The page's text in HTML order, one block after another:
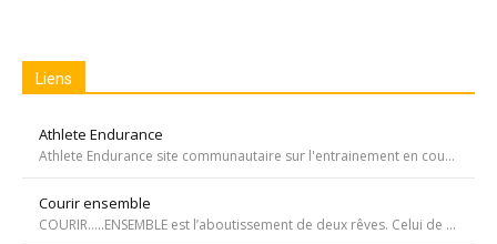
Liens
Athlete Endurance
Athlete Endurance site communautaire sur l'entrainement en course à pied
Courir ensemble
COURIR…..ENSEMBLE est l’aboutissement de deux rêves. Celui de Tiffany qui, malgré une tumeur à la jambe voulait participer à la course de l’Escalade et celui de Carole, animatrice bénévole de l’atelier de bricolage du service d’oncopédiatrie de l’Hôpital